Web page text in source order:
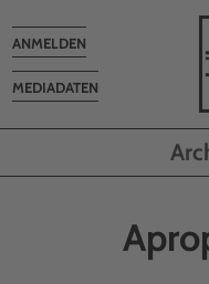
MEDIADATEN
Toggle
navigation
ANMELDEN